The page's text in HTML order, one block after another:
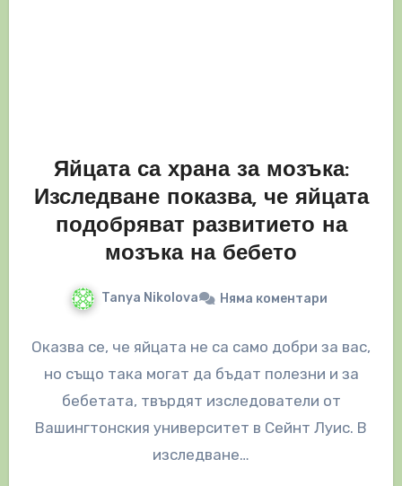
Яйцата са храна за мозъка:
Изследване показва, че яйцата
подобряват развитието на
мозъка на бебето
Tanya Nikolova Няма коментари
Оказва се, че яйцата не са само добри за вас,
но също така могат да бъдат полезни и за
бебетата, твърдят изследователи от
Вашингтонския университет в Сейнт Луис. В
изследване…